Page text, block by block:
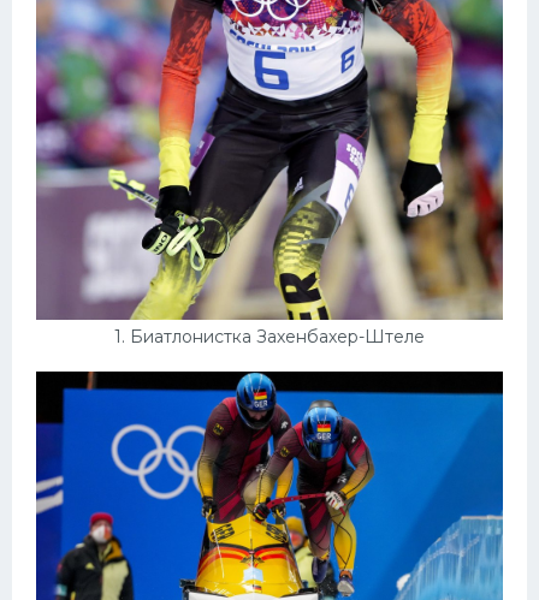
1. Биатлонистка Захенбахер-Штеле
Хоккей
Велогонки
Конькобежный спорт
Тренажеры
Интерьеры квартир